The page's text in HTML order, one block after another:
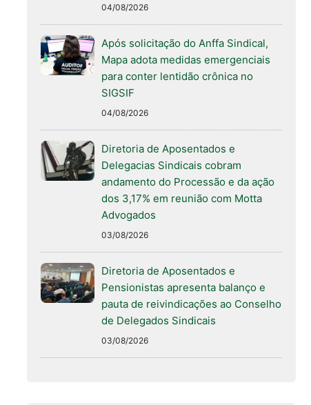
04/08/2026
Após solicitação do Anffa Sindical,
Mapa adota medidas emergenciais
para conter lentidão crônica no
SIGSIF
04/08/2026
Diretoria de Aposentados e
Delegacias Sindicais cobram
andamento do Processão e da ação
dos 3,17% em reunião com Motta
Advogados
03/08/2026
Diretoria de Aposentados e
Pensionistas apresenta balanço e
pauta de reivindicações ao Conselho
de Delegados Sindicais
03/08/2026